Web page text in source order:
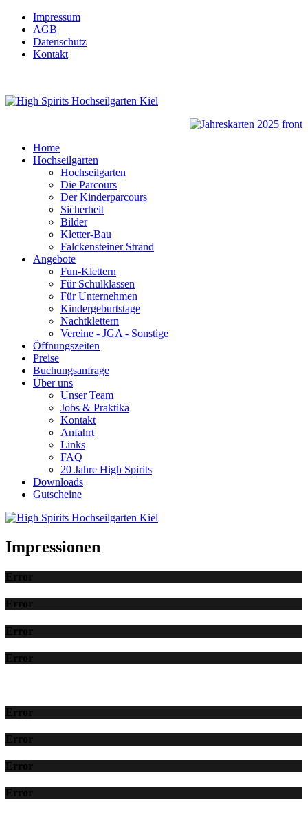
Impressum
AGB
Datenschutz
Kontakt
Home
Hochseilgarten
Hochseilgarten
Die Parcours
Der Kinderparcours
Sicherheit
Bilder
Kletter-Bau
Falckensteiner Strand
Angebote
Fun-Klettern
Für Schulklassen
Für Unternehmen
Kindergeburtstage
Nachtklettern
Vereine - JGA - Sonstige
Öffnungszeiten
Preise
Buchungsanfrage
Über uns
Unser Team
Jobs & Praktika
Kontakt
Anfahrt
Links
FAQ
20 Jahre High Spirits
Downloads
Gutscheine
Impressionen
Error
Error
Error
Error
Error
Error
Error
Error